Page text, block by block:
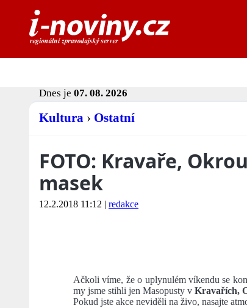
Dnes je 07. 08. 2026
Kultura › Ostatní
FOTO: Kravaře,
masek
12.2.2018 11:12 | redakce
Ačkoli víme, že o uplynulém víkendu se
my jsme stihli jen Masopusty v Kravařích,
Pokud jste akce neviděli na živo, nasajte